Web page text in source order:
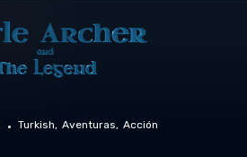
Turkish Aventuras Acción